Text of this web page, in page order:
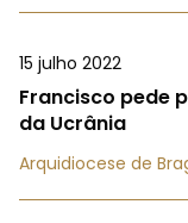
15 julho 2022
Francisco pede
da Ucrânia
Arquidiocese de